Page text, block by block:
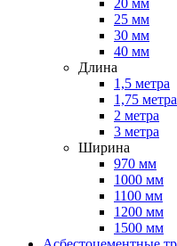
20 мм
25 мм
30 мм
40 мм
Длина
1,5 метра
1,75 метра
2 метра
3 метра
Ширина
970 мм
1000 мм
1100 мм
1200 мм
1500 мм